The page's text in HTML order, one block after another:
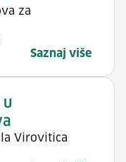
za
Saznaj više
u
Virovitica